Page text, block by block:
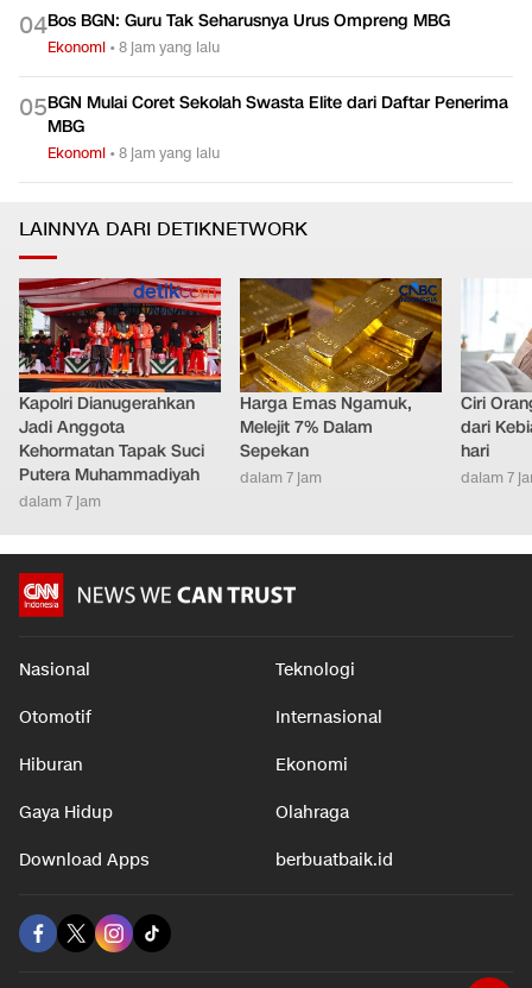
04Bos BGN: Guru Tak Seharusnya Urus Ompreng MBG
Ekonomi •8 jam yang lalu
05BGN Mulai Coret Sekolah Swasta Elite dari Daftar Penerima
MBG
Ekonomi •8 jam yang lalu
LAINNYA DARI DETIKNETWORK
Kapolri Dianugerahkan
Jadi Anggota
Kehormatan Tapak Suci
Putera Muhammadiyah
dalam 7 jam
Harga Emas Ngamuk,
Melejit 7% Dalam
Sepekan
dalam 7 jam
Ciri
dari
hari
dalam 7
Nasional Teknologi
Otomotif Internasional
Hiburan Ekonomi
Gaya Hidup Olahraga
Download Apps berbuatbaik.id